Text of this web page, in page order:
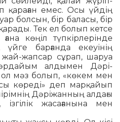
қараған емес. Осы үйдің
болсын, бір баласы, бір
Тек ел болып кетсе
көңіл түпкірлерінде
барғанда екеуінің
жапсар сұрап, шаруа
алдымен Дәрі­
мәз болып, «көкем мен
көреді» деп марқайып
Дәріжанның алдағы
жасағанына мен